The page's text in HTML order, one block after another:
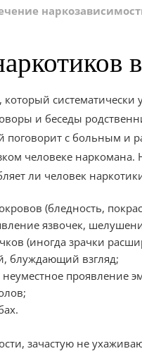
систематически
и беседы
с больным и
человеке
ли человек
(бледность,
язвочек,
(иногда зрачки
блуждающий взгляд;
проявление
зачастую не